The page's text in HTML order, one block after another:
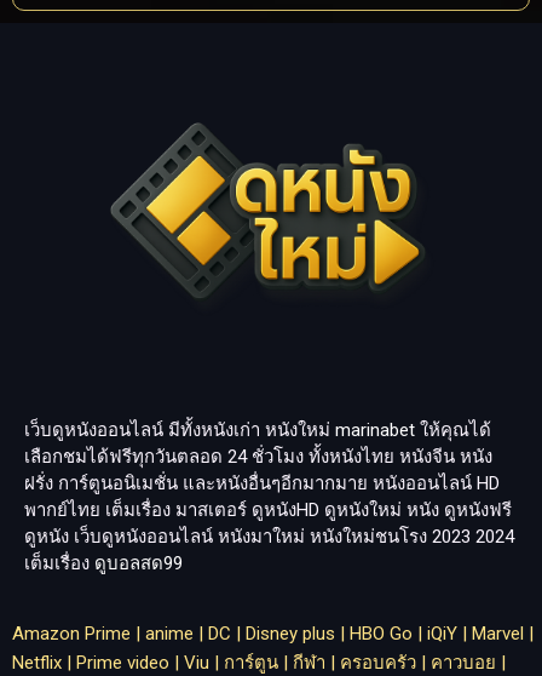
เว็บดูหนังออนไลน์ มีทั้งหนังเก่า หนังใหม่ marinabet ให้คุณได้
เลือกชมได้ฟรีทุกวันตลอด 24 ชั่วโมง ทั้งหนังไทย หนังจีน หนัง
ฝรั่ง การ์ตูนอนิเมชั่น และหนังอื่นๆอีกมากมาย หนังออนไลน์ HD
พากย์ไทย เต็มเรื่อง มาสเตอร์ ดูหนังHD ดูหนังใหม่ หนัง ดูหนังฟรี
ดูหนัง เว็บดูหนังออนไลน์ หนังมาใหม่ หนังใหม่ชนโรง 2023 2024
เต็มเรื่อง ดูบอลสด99
Amazon Prime | anime | DC | Disney plus | HBO Go | iQiY | Marvel |
Netflix | Prime video | Viu | การ์ตูน | กีฬา | ครอบครัว | คาวบอย |